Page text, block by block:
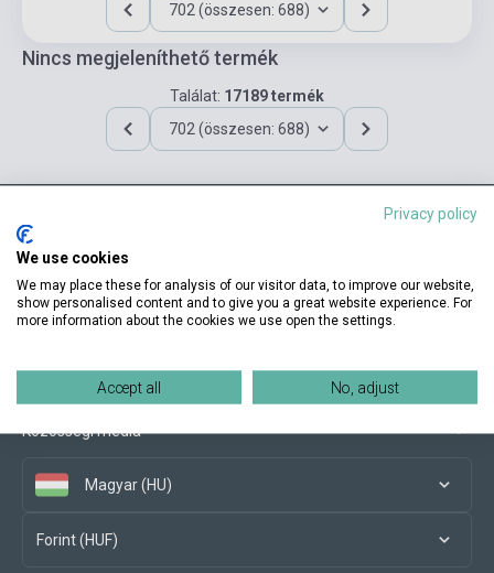
702 (összesen: 688)
Nincs megjeleníthető termék
Találat: 17189 termék
702 (összesen: 688)
Elérhetőségeink
Közösségi média
Magyar (HU)
Forint (HUF)
Privacy policy
We use cookies
We may place these for analysis of our visitor data, to improve our website,
show personalised content and to give you a great website experience. For
more information about the cookies we use open the settings.
Accept all No, adjust